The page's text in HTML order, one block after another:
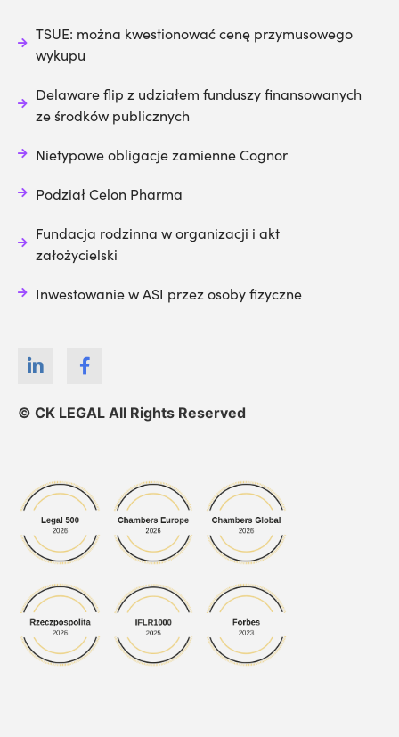
© CK LEGAL All Rights Reserved
TSUE: można kwestionować cenę przymusowego
wykupu
Delaware flip z udziałem funduszy finansowanych
ze środków publicznych
Nietypowe obligacje zamienne Cognor
Podział Celon Pharma
Fundacja rodzinna w organizacji i akt
założycielski
Inwestowanie w ASI przez osoby fizyczne